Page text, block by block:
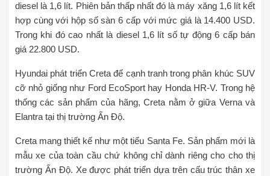
diesel là 1,6 lít. Phiên bản thấp nhất đó là máy xăng 1,6 lít kết
hợp cùng với hộp số sàn 6 cấp với mức giá là 14.400 USD.
Trong khi đó cao nhất là diesel 1,6 lít số tự động 6 cấp bán
giá 22.800 USD.
Hyundai phát triển Creta để cạnh tranh trong phân khúc SUV
cỡ nhỏ giống như Ford EcoSport hay Honda HR-V. Trong hệ
thống các sản phẩm của hãng, Creta nằm ở giữa Verna và
Elantra tại thị trường Ấn Độ.
Creta mang thiết kế như một tiểu Santa Fe. Sản phẩm mới là
mẫu xe của toàn cầu chứ không chỉ dành riêng cho cho thị
trường Ấn Độ. Xe được phát triển dựa trên cấu trúc thân xe